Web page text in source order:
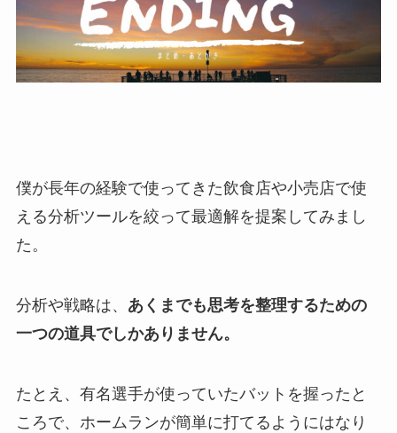
僕が長年の経験で使ってきた飲食店や小売店で使
える分析ツールを絞って最適解を提案してみまし
た。
分析や戦略は、 あくまでも思考を整理するための
一つの道具でしかありません。
たとえ、有名選手が使っていたバットを握ったと
ころで、ホームランが簡単に打てるようにはなり